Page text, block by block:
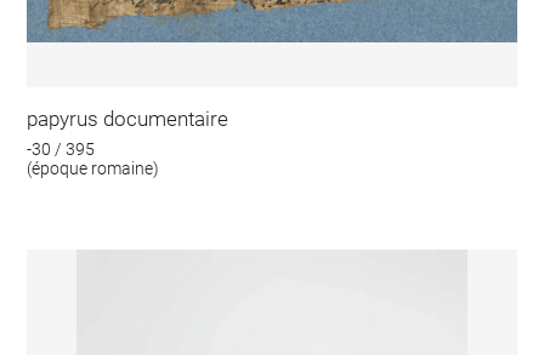
papyrus documentaire
-30 / 395
(époque romaine)